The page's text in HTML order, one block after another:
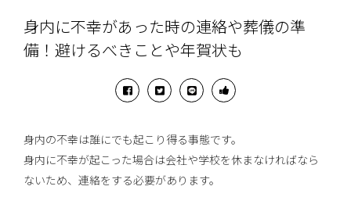
身内に不幸があった時の連絡や葬儀の準
備！避けるべきことや年賀状も
身内の不幸は誰にでも起こり得る事態です。
身内に不幸が起こった場合は会社や学校を休まなければなら
ないため、連絡をする必要があります。